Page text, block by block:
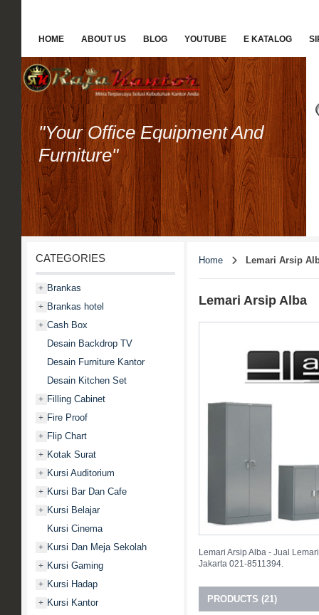
HOME ABOUT US BLOG YOUTUBE E KATALOG
"Your Office Equipment And
Furniture"
CATEGORIES
+ Brankas
+ Brankas hotel
+ Cash Box
Desain Backdrop TV
Desain Furniture Kantor
Desain Kitchen Set
+ Filling Cabinet
+ Fire Proof
+ Flip Chart
+ Kotak Surat
+ Kursi Auditorium
+ Kursi Bar Dan Cafe
+ Kursi Belajar
Kursi Cinema
+ Kursi Dan Meja Sekolah
+ Kursi Gaming
+ Kursi Hadap
+ Kursi Kantor
Home Lemari Arsip
Lemari Arsip Alba
Lemari Arsip Alba - Jual
Jakarta 021-8511394.
PRODUCTS (21)